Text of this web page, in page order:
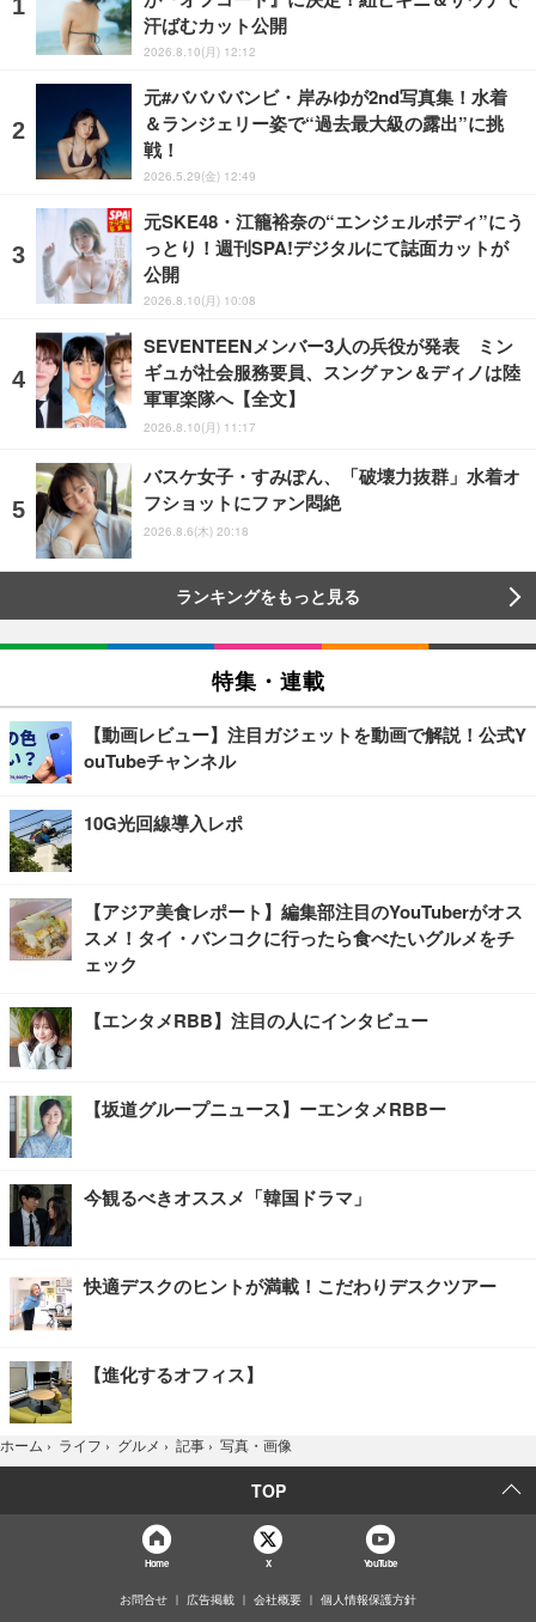
汗ばむカット公開
2026.8.10(月) 12:12
元#ババババンビ・岸みゆが2nd写真集！水着
＆ランジェリー姿で“過去最大級の露出”に挑
戦！
2026.5.29(金) 12:49
元SKE48・江籠裕奈の“エンジェルボディ”にう
っとり！週刊SPA!デジタルにて誌面カットが
公開
2026.8.10(月) 10:08
SEVENTEENメンバー3人の兵役が発表 ミン
ギュが社会服務要員、スングァン＆ディノは陸
軍軍楽隊へ【全文】
2026.8.10(月) 11:17
バスケ女子・すみぽん、「破壊力抜群」水着オ
フショットにファン悶絶
2026.8.6(木) 20:18
ランキングをもっと見る
特集・連載
【動画レビュー】注目ガジェットを動画で解説！公式Y
ouTubeチャンネル
10G光回線導入レポ
【アジア美食レポート】編集部注目のYouTuberがオス
スメ！タイ・バンコクに行ったら食べたいグルメをチ
ェック
【エンタメRBB】注目の人にインタビュー
【坂道グループニュース】ーエンタメRBBー
今観るべきオススメ「韓国ドラマ」
快適デスクのヒントが満載！こだわりデスクツアー
【進化するオフィス】
ホーム › ライフ › グルメ › 記事 › 写真・画像
TOP
Home X YouTube
お問合せ 広告掲載 会社概要 個人情報保護方針